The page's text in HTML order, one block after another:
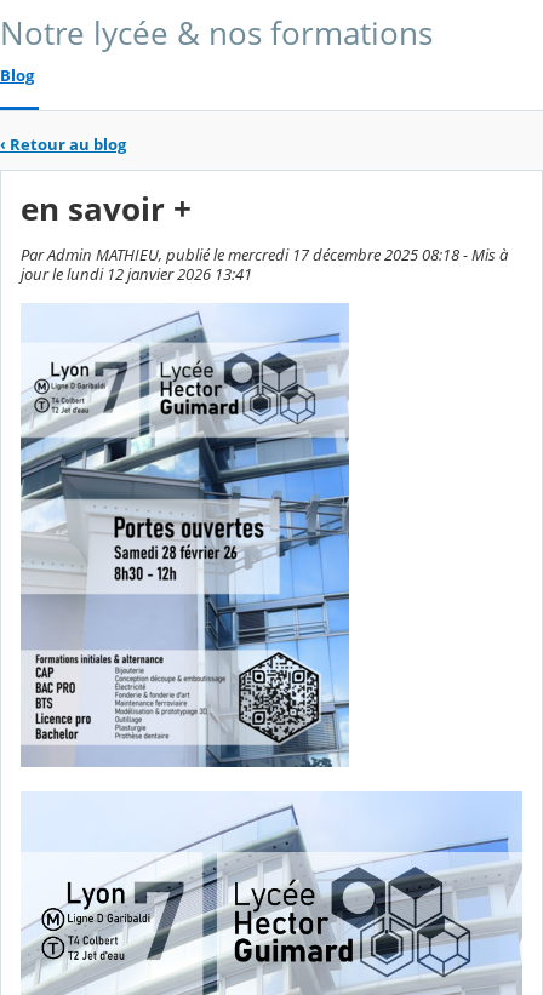
Notre lycée & nos formations
Blog
‹ Retour au blog
en savoir +
Par Admin MATHIEU, publié le mercredi 17 décembre 2025 08:18 - Mis à
jour le lundi 12 janvier 2026 13:41